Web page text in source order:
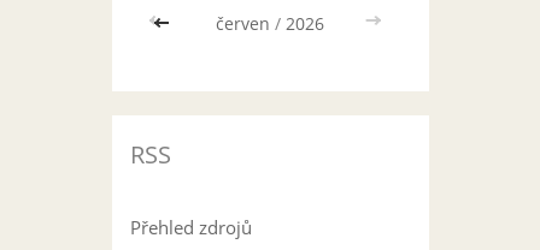
<< červen / 2026 >>
RSS
Přehled zdrojů